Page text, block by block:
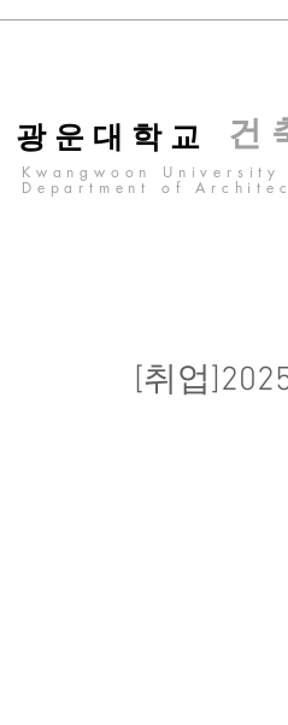
Kwangwoon University
Department of
광 운 대 학 교 건
[취업